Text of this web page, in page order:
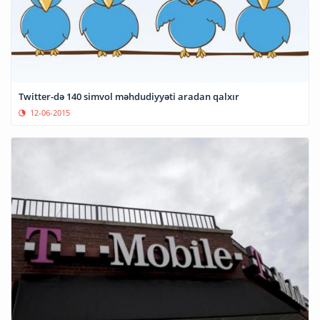
Twitter-də 140 simvol məhdudiyyəti aradan qalxır
12-06-2015